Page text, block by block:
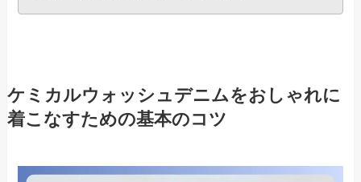
ケミカルウォッシュデニムをおしゃれに
着こなすための基本のコツ